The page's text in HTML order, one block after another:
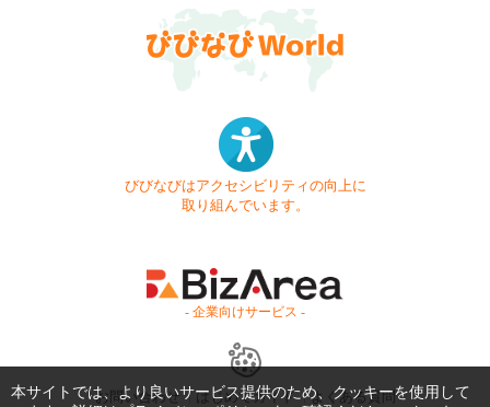
びびなびはアクセシビリティの向上に
取り組んでいます。
- 企業向けサービス -
お問い合わせ はじめてガイド よくある質問
本サイトでは、より良いサービス提供のため、クッキーを使用して